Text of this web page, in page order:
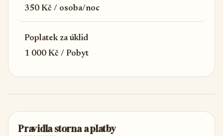
350 Kč / osoba/noc
Poplatek za úklid
1 000 Kč / Pobyt
Pravidla storna a platby